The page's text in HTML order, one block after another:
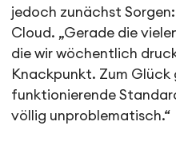
jedoch zunächst
Cloud. „Gerade die
die wir wöchentlich
Knackpunkt. Zum
funktionierende
völlig unproblematisch.“